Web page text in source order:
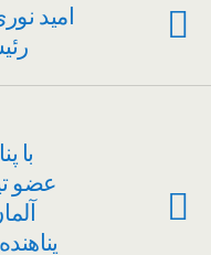
امید
با
عضو